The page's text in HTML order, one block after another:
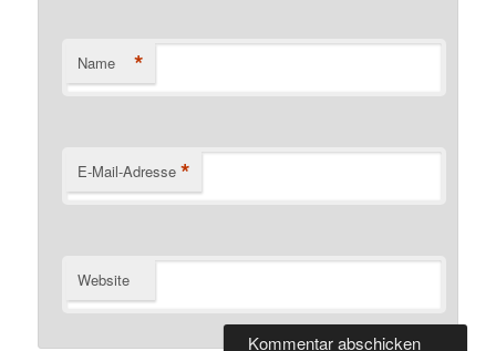
Name *
E-Mail-Adresse *
Website